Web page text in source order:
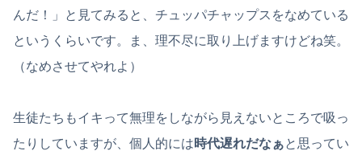
んだ！」と見てみると、チュッパチャップスをなめている
というくらいです。ま、理不尽に取り上げますけどね笑。
（なめさせてやれよ）
生徒たちもイキって無理をしながら見えないところで吸っ
たりしていますが、個人的には時代遅れだなぁと思ってい